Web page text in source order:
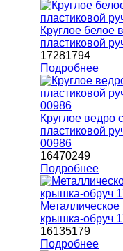
Круглое белое
пластиковой
17281794
Подробнее
Круглое ведро
пластиковой
00986
16470249
Подробнее
крышка-обруч
16135179
Подробнее